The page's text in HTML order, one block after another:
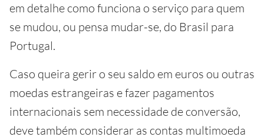
em detalhe como funciona o serviço para quem
se mudou, ou pensa mudar-se, do Brasil para
Portugal.
Caso queira gerir o seu saldo em euros ou outras
moedas estrangeiras e fazer pagamentos
internacionais sem necessidade de conversão,
deve também considerar as contas multimoeda